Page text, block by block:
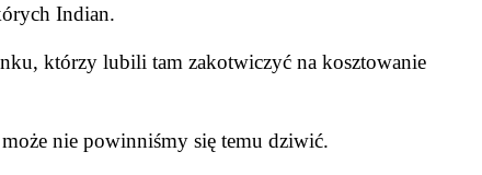
Indian.
którzy lubili tam zakotwiczyć na kosztowanie
nie powinniśmy się temu dziwić.